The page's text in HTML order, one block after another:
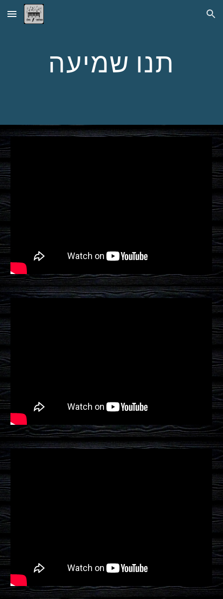
Skip to main content Skip to navigation
תנו שמיעה